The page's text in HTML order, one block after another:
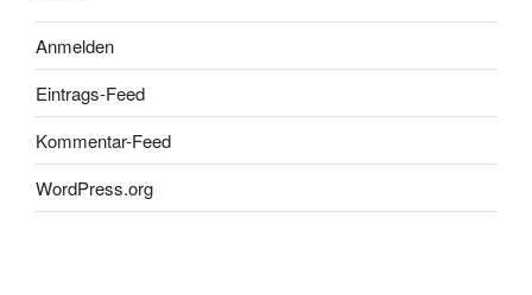
Anmelden
Eintrags-Feed
Kommentar-Feed
WordPress.org